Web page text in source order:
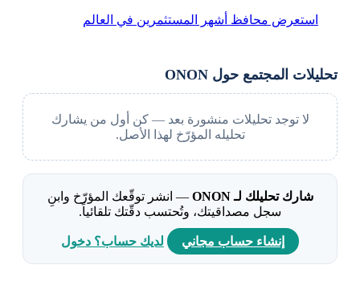
استعرض محافظ أشهر المستثمرين في العالم
تحليلات المجتمع حول ONON
لا توجد تحليلات منشورة بعد — كن أول من يشارك
تحليله المؤرّخ لهذا الأصل.
شارك تحليلك لـ ONON
— انشر توقّعك المؤرّخ وابنِ
سجل مصداقيتك، وتُحتسب دقّتك تلقائياً.
إنشاء حساب مجاني لديك حساب؟ دخول